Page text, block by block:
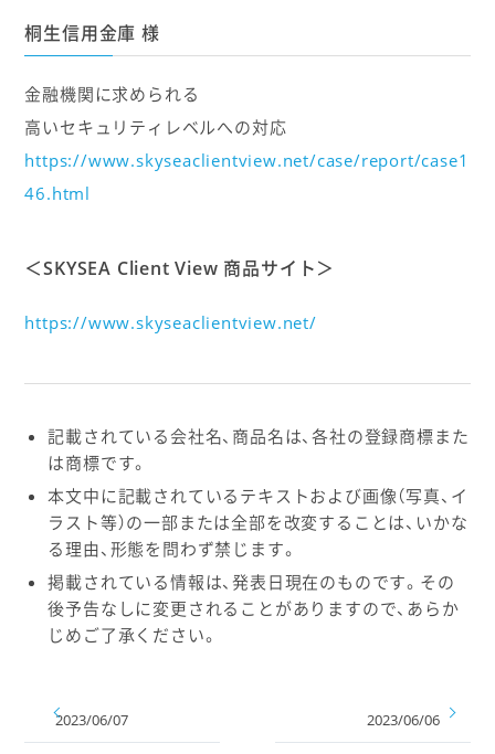
桐生信用金庫 様
金融機関に求められる
高いセキュリティレベルへの対応
https://www.skyseaclientview.net/case/report/case1
46.html
＜SKYSEA Client View 商品サイト＞
https://www.skyseaclientview.net/
記載されている会社名、商品名は、各社の登録商標また
は商標です。
本文中に記載されているテキストおよび画像（写真、イ
ラスト等）の一部または全部を改変することは、いかな
る理由、形態を問わず禁じます。
掲載されている情報は、発表日現在のものです。その
後予告なしに変更されることがありますので、あらか
じめご了承ください。
2023/06/07 2023/06/06